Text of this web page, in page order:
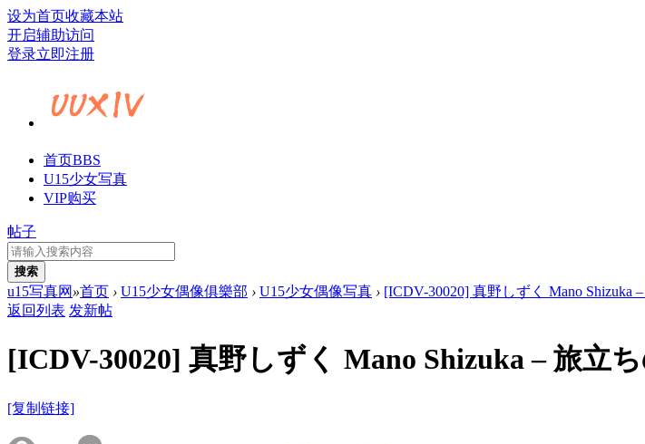
设为首页收藏本站
开启辅助访问
登录立即注册
首页BBS
U15少女写真
VIP购买
帖子
搜索
u15写真网 »首页 › U15少女偶像俱樂部 › U15少女偶像写真 › [ICDV-30020] 真野しずく Mano Shizuka
返回列表 发新帖
[ICDV-30020] 真野しずく Mano Shizuka – 旅立
[复制链接]